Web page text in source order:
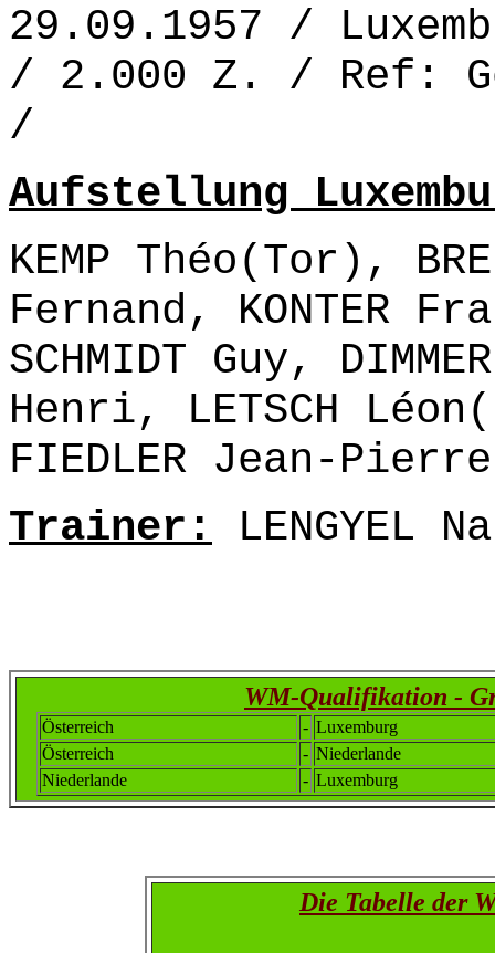
29.09.1957 /
/ 2.000 Z. / Ref:
/
Aufstellung
KEMP Théo(Tor),
Fernand, KONTER
SCHMIDT Guy,
Henri, LETSCH
FIEDLER Jean-
Trainer: LENGYEL
WM-Qualifikation -
Österreich - Luxemburg
Österreich
- Niederlande
Niederlande
- Luxemburg
Die Tabelle der